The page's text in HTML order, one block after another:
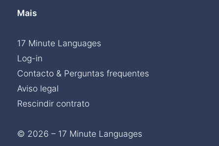
Chat »
Mais
17 Minute Languages
Log-in
Contacto & Perguntas frequentes
Aviso legal
Rescindir contrato
© 2026 – 17 Minute Languages